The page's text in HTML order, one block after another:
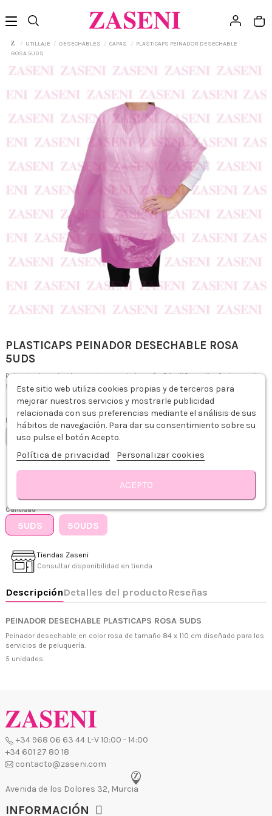
UTILLAJE DESECHABLES CAPAS
PLASTICAPS PEINADOR DESECHABLE
ROSA 5UDS
PLASTICAPS PEINADOR DESECHABLE ROSA
5UDS
Peinador desechable en color rosa de tamaño 84 x 110 cm diseñado para los
servicios de peluquería.
0,75 € -25%
Impuestos incluidos
No disponible actualmente
Envío gratis desde 75€
Recogida gratis en tienda
Cantidad
5UDS 50UDS
Tiendas Zaseni
Consultar disponibilidad en tienda
PEINADOR DESECHABLE PLASTICAPS ROSA 5UDS
Peinador desechable en color rosa de tamaño 84 x 110 cm diseñado para los
servicios de peluquería.
5 unidades.
+34 968 06 63 44L-V 10:00 - 14:00
contacto@zaseni.com
Avenida de los Dolores 32, Murcia
INFORMACIÓN
Este sitio web utiliza cookies propias y de terceros para
mejorar nuestros servicios y mostrarle publicidad
relacionada con sus preferencias mediante el análisis de sus
hábitos de navegación. Para dar su consentimiento sobre su
uso pulse el botón Acepto.
Política de privacidad Personalizar cookies
ACEPTO